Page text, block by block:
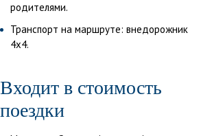
родителями.
Транспорт на маршруте: внедорожник
4х4.
Входит в стоимость
поездки